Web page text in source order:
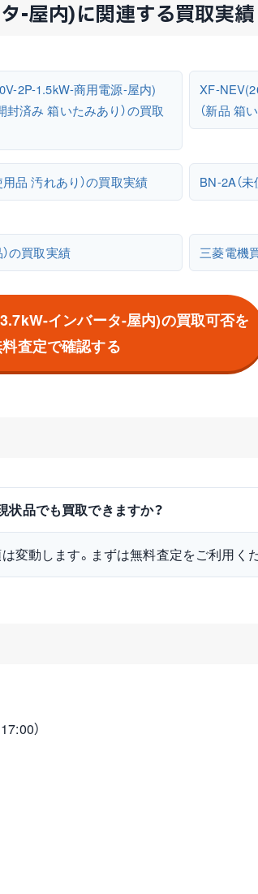
-屋内)に関連する買取実績
2P-1.5kW-商用電源-屋内)
封済み 箱いたみあり）の買取
XF-
（新品 箱
用品 汚れあり）の買取実績 BN-2A（
の買取実績 三菱電機
インバータ-屋内)の買取可否を
査定で確認する
状品でも買取できますか？
変動します。まずは無料査定をご利用くだ
）